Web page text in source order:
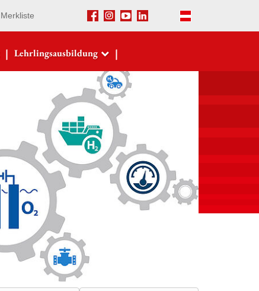
Merkliste Facebook
Instagram
YoutubeLinkedIn Deutsch
| Lehrlingsausbildung |